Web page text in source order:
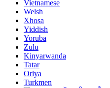
Vietnamese
Welsh
Xhosa
Yiddish
Yoruba
Zulu
Kinyarwanda
Tatar
Oriya
Turkmen